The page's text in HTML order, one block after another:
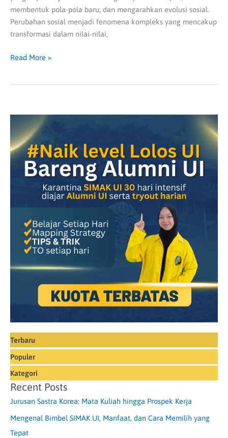
membentuk pola-pola baru, dan mengarahkan evolusi sosial.
Perubahan sosial menjadi fenomena kompleks yang mencakup
transformasi dalam nilai-nilai,
Read More »
Terbaru
Populer
Kategori
Recent Posts
Jurusan Sastra Korea: Mata Kuliah hingga Prospek Kerja
Mengenal Bimbel SIMAK UI, Manfaat, dan Cara Memilih yang
Tepat